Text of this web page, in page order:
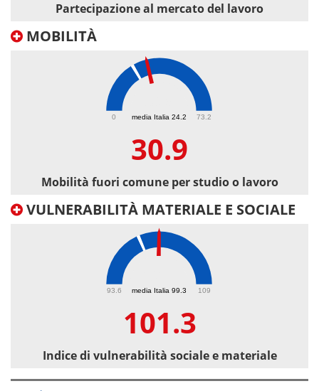
Partecipazione al mercato del lavoro
MOBILITÀ
media Italia 24.2
0 73.2
30.9
Mobilità fuori comune per studio o lavoro
VULNERABILITÀ MATERIALE E SOCIALE
media Italia 99.3
93.6 109
101.3
Indice di vulnerabilità sociale e materiale